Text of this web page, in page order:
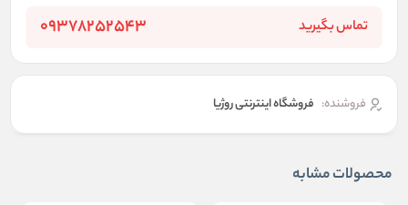
تماس بگیرید 09378252543
فروشنده: فروشگاه اینترنتی روژیا
محصولات مشابه